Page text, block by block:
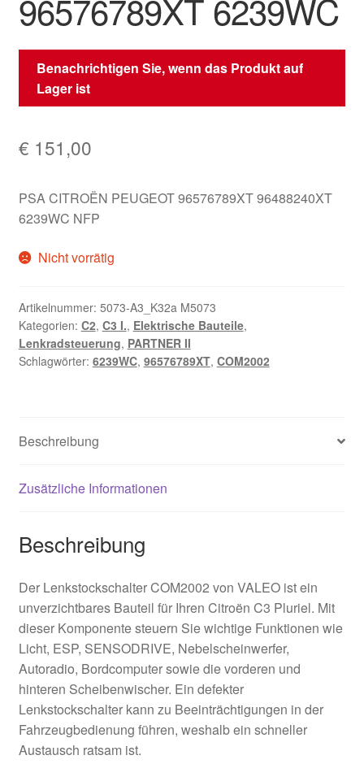
96576789XT 6239WC
Benachrichtigen Sie, wenn das Produkt auf
Lager ist
€ 151,00
PSA CITROËN PEUGEOT 96576789XT 96488240XT
6239WC NFP
Nicht vorrätig
Artikelnummer: 5073-A3_K32a M5073
Kategorien: C2, C3 I., Elektrische Bauteile,
Lenkradsteuerung, PARTNER II
Schlagwörter: 6239WC, 96576789XT, COM2002
Beschreibung
Zusätzliche Informationen
Beschreibung
Der Lenkstockschalter COM2002 von VALEO ist ein
unverzichtbares Bauteil für Ihren Citroën C3 Pluriel. Mit
dieser Komponente steuern Sie wichtige Funktionen wie
Licht, ESP, SENSODRIVE, Nebelscheinwerfer,
Autoradio, Bordcomputer sowie die vorderen und
hinteren Scheibenwischer. Ein defekter
Lenkstockschalter kann zu Beeinträchtigungen in der
Fahrzeugbedienung führen, weshalb ein schneller
Austausch ratsam ist.